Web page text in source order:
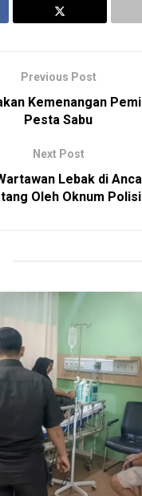
Previous Post
Kemenangan
Pesta Sabu
Next Post
Lebak di
Oleh Oknum Polisi